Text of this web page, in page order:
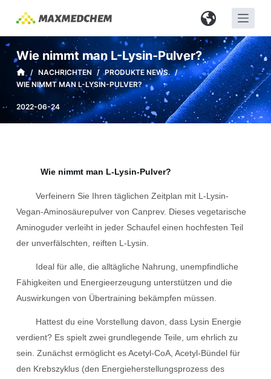
m
I
h
a
l
g
e
Wie nimmt man L-Lysin-Pulver?
/ NACHRICHTEN / PRODUKTE NEWS. /
WIE NIMMT MAN L-LYSIN-PULVER?
2022-06-24
Wie nimmt man L-Lysin-Pulver?
Verfeinern Sie Ihren täglichen Zeitplan mit L-Lysin-
Vegan-Aminosäurepulver von Canprev. Dieses vegetarische
Aminoguder verleiht in jeder Schaufel einen hochfesten Teil
der unverfälschten, reiften L-Lysin.
Ideal für alle, die alltägliche Nahrung, unempfindliche
Fähigkeiten und Energieerzeugung unterstützen und die
Auswirkungen von Übertraining bekämpfen müssen.
Hattest du eine Vorstellung davon, dass Lysin Energie
verdient? Es spielt zwei grundlegende Teile, um ehrlich zu
sein. Zunächst ermöglicht es Acetyl-CoA, Acetyl-Bündel für
den Krebszyklus (den Energieherstellungsprozess des